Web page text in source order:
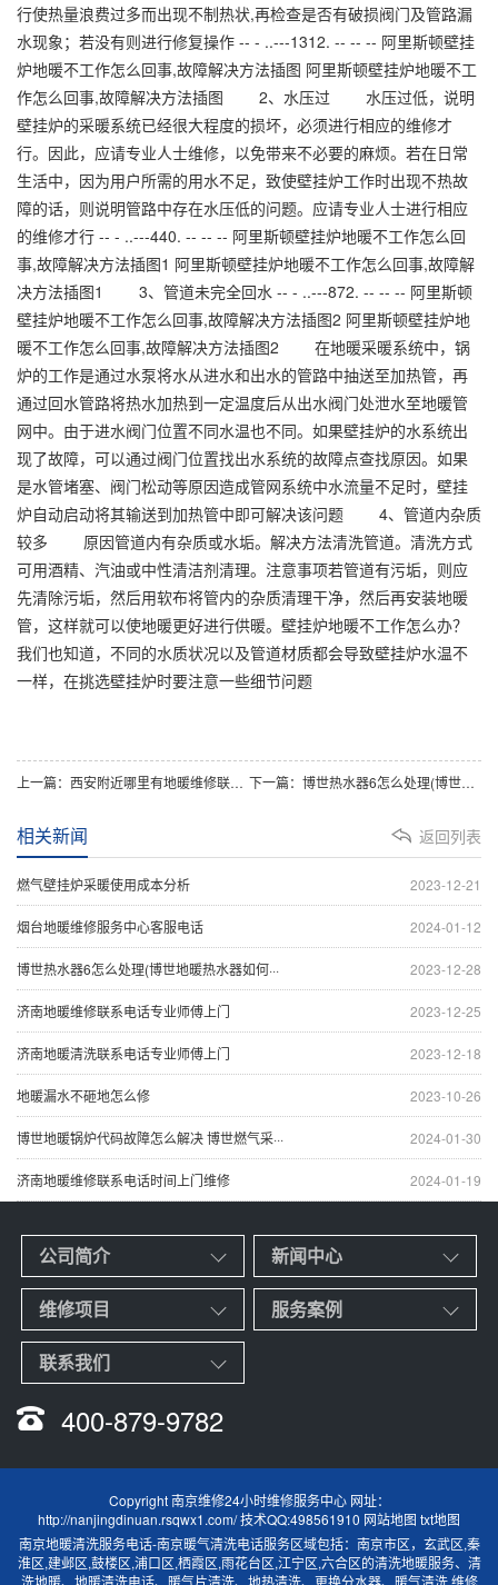
行使热量浪费过多而出现不制热状,再检查是否有破损阀门及管路漏
水现象；若没有则进行修复操作 -- - ..---1312. -- -- -- 阿里斯顿壁挂
炉地暖不工作怎么回事,故障解决方法插图 阿里斯顿壁挂炉地暖不工
作怎么回事,故障解决方法插图 2、水压过 水压过低，说明
壁挂炉的采暖系统已经很大程度的损坏，必须进行相应的维修才
行。因此，应请专业人士维修，以免带来不必要的麻烦。若在日常
生活中，因为用户所需的用水不足，致使壁挂炉工作时出现不热故
障的话，则说明管路中存在水压低的问题。应请专业人士进行相应
的维修才行 -- - ..---440. -- -- -- 阿里斯顿壁挂炉地暖不工作怎么回
事,故障解决方法插图1 阿里斯顿壁挂炉地暖不工作怎么回事,故障解
决方法插图1 3、管道未完全回水 -- - ..---872. -- -- -- 阿里斯顿
壁挂炉地暖不工作怎么回事,故障解决方法插图2 阿里斯顿壁挂炉地
暖不工作怎么回事,故障解决方法插图2 在地暖采暖系统中，锅
炉的工作是通过水泵将水从进水和出水的管路中抽送至加热管，再
通过回水管路将热水加热到一定温度后从出水阀门处泄水至地暖管
网中。由于进水阀门位置不同水温也不同。如果壁挂炉的水系统出
现了故障，可以通过阀门位置找出水系统的故障点查找原因。如果
是水管堵塞、阀门松动等原因造成管网系统中水流量不足时，壁挂
炉自动启动将其输送到加热管中即可解决该问题 4、管道内杂质
较多 原因管道内有杂质或水垢。解决方法清洗管道。清洗方式
可用酒精、汽油或中性清洁剂清理。注意事项若管道有污垢，则应
先清除污垢，然后用软布将管内的杂质清理干净，然后再安装地暖
管，这样就可以使地暖更好进行供暖。壁挂炉地暖不工作怎么办？
我们也知道，不同的水质状况以及管道材质都会导致壁挂炉水温不
一样，在挑选壁挂炉时要注意一些细节问题
上一篇：西安附近哪里有地暖维修联系电话 下一篇：博世热水器6怎么处理(博世地暖热水器如何调节温度？)
返回列表
相关新闻
2023-12-21
燃气壁挂炉采暖使用成本分析
2024-01-12
烟台地暖维修服务中心客服电话
2023-12-28
博世热水器6怎么处理(博世地暖热水器如何···
2023-12-25
济南地暖维修联系电话专业师傅上门
2023-12-18
济南地暖清洗联系电话专业师傅上门
2023-10-26
地暖漏水不砸地怎么修
2024-01-30
博世地暖锅炉代码故障怎么解决 博世燃气采···
2024-01-19
济南地暖维修联系电话时间上门维修
公司简介 新闻中心
维修项目 服务案例
联系我们
400-879-9782
Copyright 南京维修24小时维修服务中心 网址：
http://nanjingdinuan.rsqwx1.com/ 技术QQ:498561910 网站地图 txt地图
南京地暖清洗服务电话-南京暖气清洗电话服务区域包括：南京市区，玄武区,秦
淮区,建邺区,鼓楼区,浦口区,栖霞区,雨花台区,江宁区,六合区的清洗地暖服务、清
洗地暖、地暖清洗电话、暖气片清洗、地热清洗、更换分水器、暖气清洗,维修